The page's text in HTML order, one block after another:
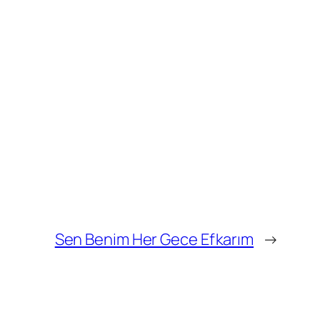
Sen Benim Her Gece Efkarım →